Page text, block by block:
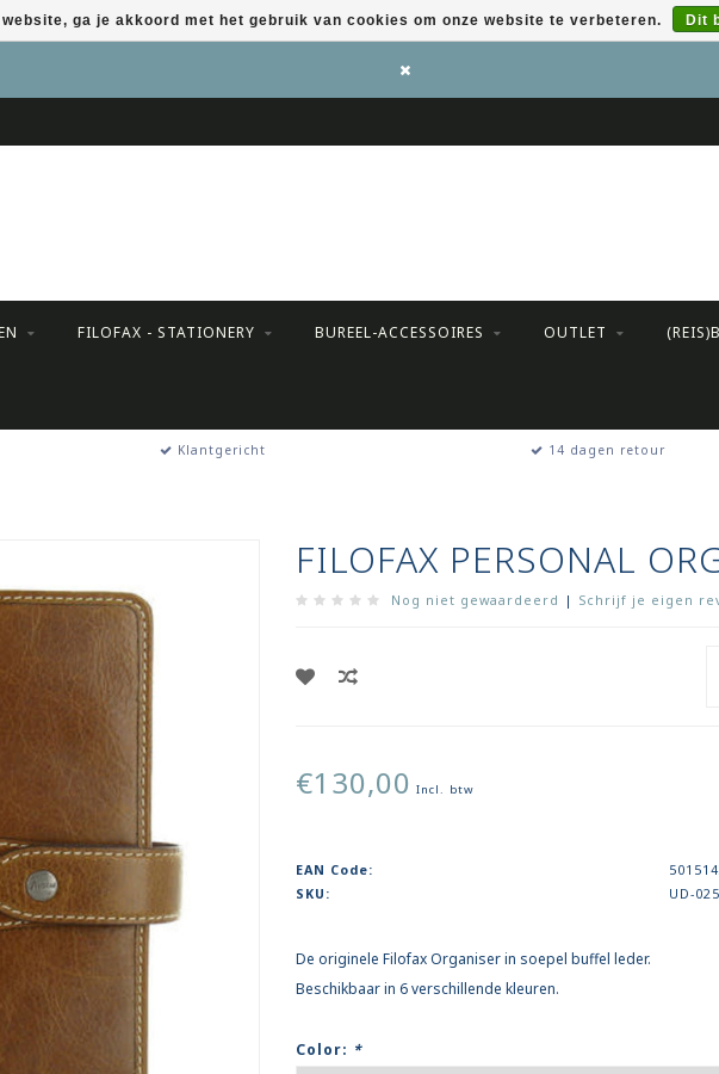
FILOFAX - STATIONERY BUREEL-ACCESSOIRES OUTLET
Klantgericht 14 dagen retour
FILOFAX PERSONAL
Nog niet gewaardeerd | Schrijf je eigen
€130,00 Incl. btw
EAN Code:
SKU:
UD-
De originele Filofax Organiser in soepel buffel leder.
Beschikbaar in 6 verschillende kleuren.
Color: *
ga je akkoord met het gebruik van cookies om onze website te verbeteren. Dit